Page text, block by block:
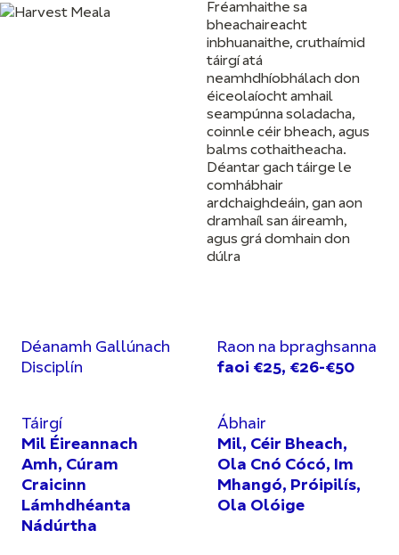
Fréamhaithe sa
bheachaireacht
inbhuanaithe, cruthaímid
táirgí atá
neamhdhíobhálach don
éiceolaíocht amhail
seampúnna soladacha,
coinnle céir bheach, agus
balms cothaitheacha.
Déantar gach táirge le
comhábhair
ardchaighdeáin, gan aon
dramhaíl san áireamh,
agus grá domhain don
dúlra
Déanamh Gallúnach
Disciplín
Raon na bpraghsanna
faoi €25, €26-€50
Táirgí
Mil Éireannach
Amh, Cúram
Craicinn
Lámhdhéanta
Nádúrtha
Ábhair
Mil, Céir Bheach,
Ola Cnó Cócó, Im
Mhangó, Próipilís,
Ola Olóige